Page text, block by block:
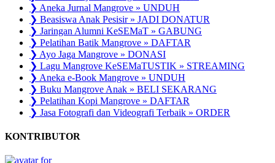
❯ Aneka Jurnal Mangrove » UNDUH
❯ Beasiswa Anak Pesisir » JADI DONATUR
❯ Jaringan Alumni KeSEMaT » GABUNG
❯ Pelatihan Batik Mangrove » DAFTAR
❯ Ayo Jaga Mangrove » DONASI
❯ Lagu Mangrove KeSEMaTUSTIK » STREAMING
❯ Aneka e-Book Mangrove » UNDUH
❯ Buku Mangrove Anak » BELI SEKARANG
❯ Pelatihan Kopi Mangrove » DAFTAR
❯ Jasa Fotografi dan Videografi Terbaik » ORDER
KONTRIBUTOR